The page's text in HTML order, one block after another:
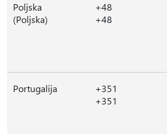
Poljska
(Poljska)
+48
+48
Portugalija
+351
+351